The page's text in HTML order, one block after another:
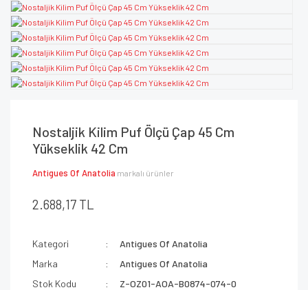
Nostaljik Kilim Puf Ölçü Çap 45 Cm
Yükseklik 42 Cm
Antigues Of Anatolia markalı ürünler
2.688,17 TL
Kategori
Antigues Of Anatolia
Marka
Antigues Of Anatolia
Stok Kodu
Z-OZ01-AOA-B0874-074-0